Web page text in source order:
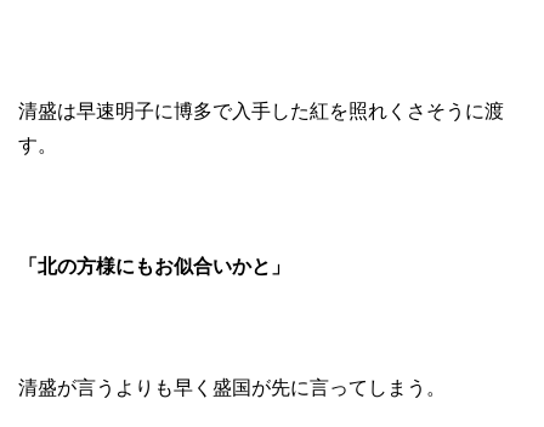
清盛は早速明子に博多で入手した紅を照れくさそうに渡
す。
「北の方様にもお似合いかと」
清盛が言うよりも早く盛国が先に言ってしまう。